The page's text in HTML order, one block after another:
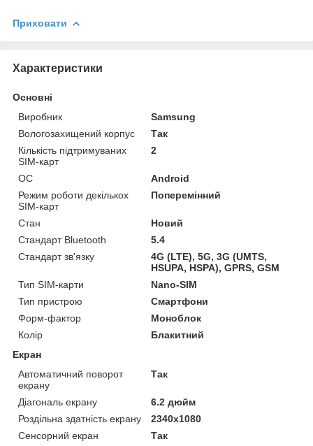
Приховати
Характеристики
Основні
Виробник
Samsung
Вологозахищений корпус
Так
Кількість підтримуваних
SIM-карт
2
ОС
Android
Режим роботи декількох
SIM-карт
Поперемінний
Стан
Новий
Стандарт Bluetooth
5.4
Стандарт зв'язку
4G (LTE), 5G, 3G (UMTS,
HSUPA, HSPA), GPRS, GSM
Тип SIM-карти
Nano-SIM
Тип пристрою
Смартфони
Форм-фактор
Моноблок
Колір
Блакитний
Екран
Автоматичний поворот
екрану
Так
Діагональ екрану
6.2 дюйм
Роздільна здатність екрану
2340x1080
Сенсорний екран
Так